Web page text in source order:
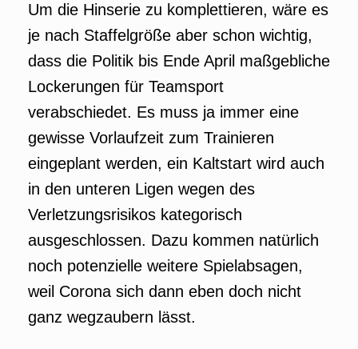
Um die Hinserie zu komplettieren, wäre es
je nach Staffelgröße aber schon wichtig,
dass die Politik bis Ende April maßgebliche
Lockerungen für Teamsport
verabschiedet. Es muss ja immer eine
gewisse Vorlaufzeit zum Trainieren
eingeplant werden, ein Kaltstart wird auch
in den unteren Ligen wegen des
Verletzungsrisikos kategorisch
ausgeschlossen. Dazu kommen natürlich
noch potenzielle weitere Spielabsagen,
weil Corona sich dann eben doch nicht
ganz wegzaubern lässt.